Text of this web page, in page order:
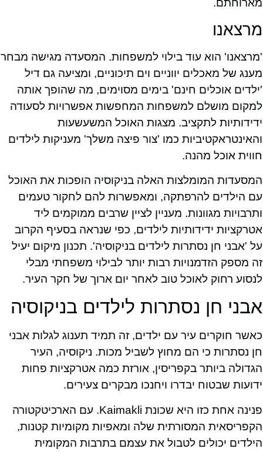
מארוחתם.
מרצאנו
'מרצאנו' הוא עוד בילוי למשפחות. המסעדה מגישה מבחר
מענג של מאכלים יווניים וים תיכוניים, ומציעה גם דיל
'ילדים אוכלים חינם' בימים מסוימים, מה שהופך אותה
למקום מושלם למשפחות המחפשות אפשרויות לסעודה
ידידותיות לתקציב. מצגות האוכל המשעשעות
והאינטראקטיביות כמו 'צור פיצה משלך' מעניקות לילדים
חווית אוכל מהנה.
המסעדות המומלצות האלה בניקוסיה הופכות את האוכל
עם הילדים להרפתקה, ומאפשרות להם לחקור טעמים
ותרבויות מגוונות. מעניין לציין שרבים ממוקמים ליד
אטרקציות ידידותיות לילדים, כפי שנראה בסעיף הקרוב
על 'אבני חן נסתרות לילדים בניקוסיה'. תכנון מיקום יעיל
זה מספק הזדמנויות רבות יותר לבילוי משפחתי מבלי
לנסוע רחוק לאוכל טוב לאחר יום ארוך של חקר העיר.
אבני חן נסתרות לילדים בניקוסיה
כאשר חוקרים עיר עם ילדים, זה תמיד תענוג לגלות אבני
חן נסתרות כי הם מחוץ לשביל מכות. ניקוסיה, העיר
הגדולה ביותר בקפריסין, אורזת כמה אטרקציות פחות
ידועות שבטוח יבדרו ויחנכו מבקרים צעירים.
פנינה אחת כזו היא שכונת Kaimakli. עם הארכיטקטורה
הקפריסאית המסורתית שלה ומאפיות מקומיות קטנות,
הילדים יכולים לטבול את עצמם בתרבות המקומית